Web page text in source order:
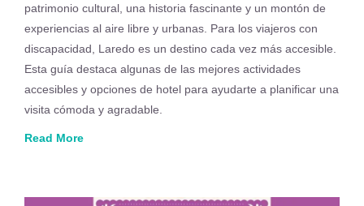
patrimonio cultural, una historia fascinante y un montón de
experiencias al aire libre y urbanas. Para los viajeros con
discapacidad, Laredo es un destino cada vez más accesible.
Esta guía destaca algunas de las mejores actividades
accesibles y opciones de hotel para ayudarte a planificar una
visita cómoda y agradable.
Read More